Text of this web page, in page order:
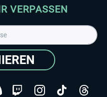
VERPASSEN